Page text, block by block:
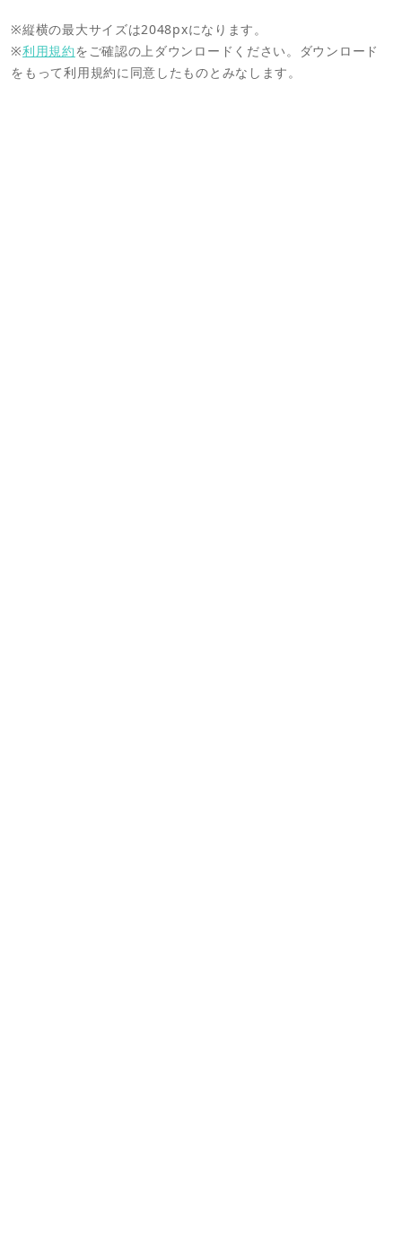
※縦横の最大サイズは2048pxになります。
※利用規約をご確認の上ダウンロードください。ダウンロード
をもって利用規約に同意したものとみなします。